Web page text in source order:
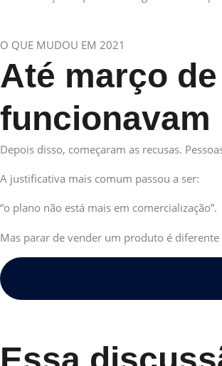
O QUE MUDOU EM 2021
Até março
funcionavam
Depois disso, começaram as recusas.
A justificativa mais comum passou a ser:
“o plano não está mais em comercialização”.
Mas parar de vender um produto é